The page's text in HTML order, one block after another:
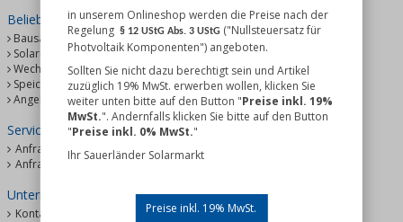
Beliebte Kategorien
Bausätze & Sets
Solarmodule
Wechselrichter
Speicher
Angebote %
Service
Anfrage
Anfrage PV-Anlage
Unternehmen
Kontakt
in unserem Onlineshop werden die Preise nach der
Regelung § 12 UStG Abs. 3 UStG("Nullsteuersatz für
Photvoltaik Komponenten") angeboten.
Sollten Sie nicht dazu berechtigt sein und Artikel
zuzüglich 19% MwSt. erwerben wollen, klicken Sie
weiter unten bitte auf den Button "Preise inkl. 19%
MwSt.". Andernfalls klicken Sie bitte auf den Button
"Preise inkl. 0% MwSt."
Ihr Sauerländer Solarmarkt
Preise inkl. 19% MwSt.